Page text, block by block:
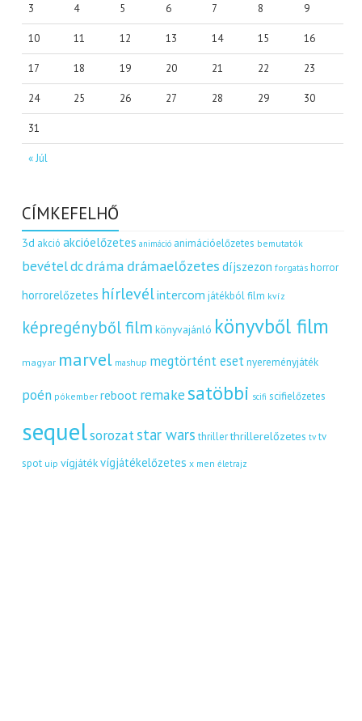
« Júl
3 4 5 6 7 8 9
10 11 12 13 14 15 16
17 18 19 20 21 22 23
24 25 26 27 28 29 30
31
CÍMKEFELHŐ
3d akció akcióelőzetes animáció animációelőzetes bemutatók
bevételdcdráma drámaelőzetes díjszezon forgatás horror
horrorelőzetes hírlevélintercom játékból film kvíz
képregényből film könyvajánló könyvből film
magyar marvel mashup megtörtént eset nyereményjáték
poén pókember reboot remakesatöbbi scifi scifielőzetes
sequelsorozat star wars thriller thrillerelőzetes tv tv
spot uip vígjátékvígjátékelőzetes x men életrajz